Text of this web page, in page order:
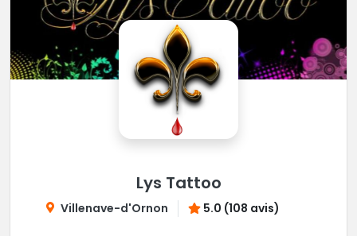
Lys Tattoo
Villenave-d'Ornon 5.0 (108 avis)